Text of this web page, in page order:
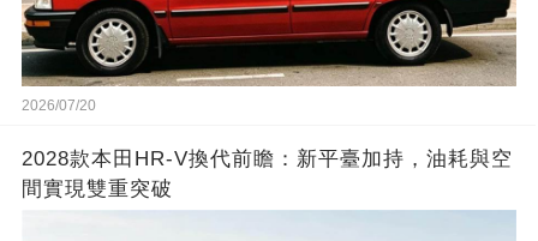
2026/07/20
2028款本田HR-V換代前瞻：新平臺加持，油耗與空
間實現雙重突破